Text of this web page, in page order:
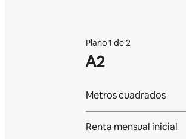
Plano 1 de 2
A2
Metros cuadrados
Renta mensual inicial